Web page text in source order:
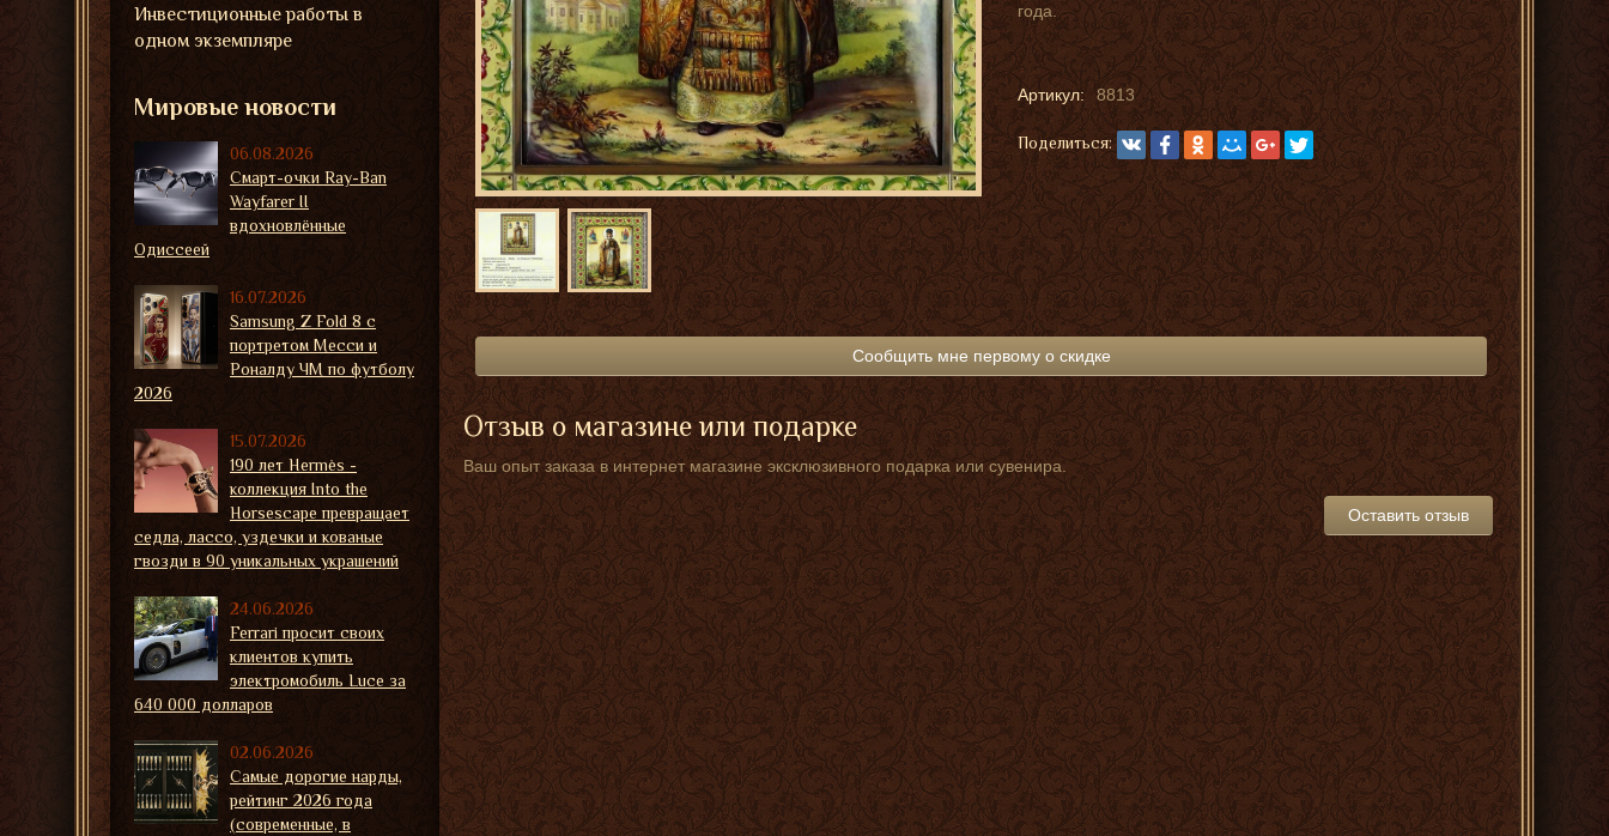
года.
Артикул: 8813
Поделиться:
Сообщить мне первому о скидке
Отзыв о магазине или подарке
Ваш опыт заказа в интернет магазине эксклюзивного подарка или сувенира.
Оставить отзыв
Инвестиционные работы в
одном экземпляре
Мировые новости
06.08.2026
Смарт-очки Ray-Ban
Wayfarer II
вдохновлённые
Одиссеей
16.07.2026
Samsung Z Fold 8 с
портретом Месси и
Роналду ЧМ по футболу
2026
15.07.2026
190 лет Hermès -
коллекция Into the
Horsescape превращает
седла, лассо, уздечки и кованые
гвозди в 90 уникальных украшений
24.06.2026
Ferrari просит своих
клиентов купить
электромобиль Luce за
640 000 долларов
02.06.2026
Самые дорогие нарды,
рейтинг 2026 года
(современные, в